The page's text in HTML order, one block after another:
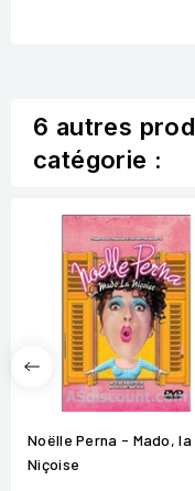
6 autres
catégorie :
Noëlle Perna - Mado, la
Niçoise